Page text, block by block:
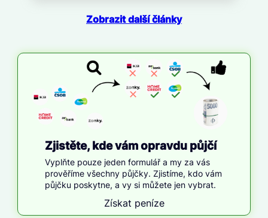
Zobrazit další články
Zjistěte, kde vám opravdu půjčí
Vyplňte pouze jeden formulář a my za vás
prověříme všechny půjčky. Zjistíme, kdo vám
půjčku poskytne, a vy si můžete jen vybrat.
Získat peníze